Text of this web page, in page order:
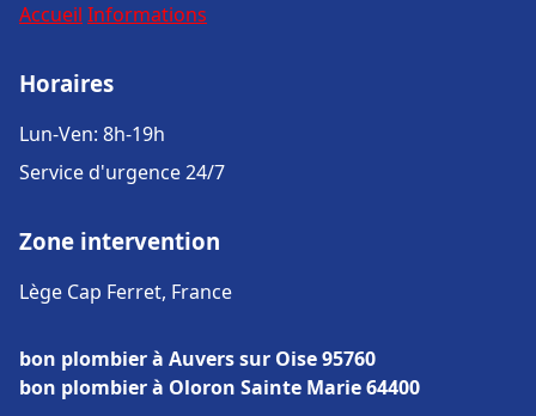
Accueil Informations
Horaires
Lun-Ven: 8h-19h
Service d'urgence 24/7
Zone intervention
Lège Cap Ferret, France
bon plombier à Auvers sur Oise 95760
bon plombier à Oloron Sainte Marie 64400